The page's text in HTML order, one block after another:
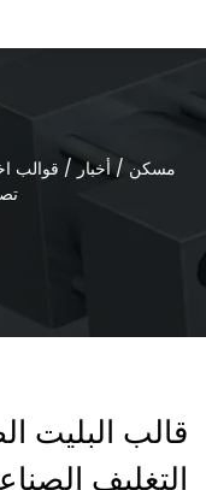
مسكن /أخبار / قوالب
قالب البليت
التغليف